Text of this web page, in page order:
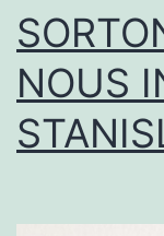
NOUS